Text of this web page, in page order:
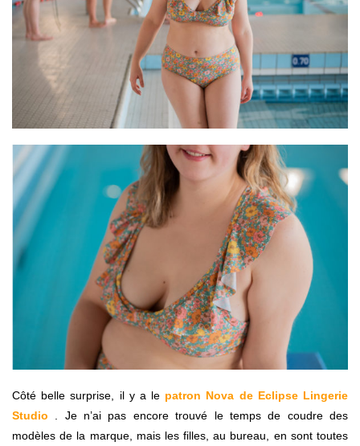
Côté belle surprise, il y a le patron Nova de Eclipse Lingerie
Studio . Je n’ai pas encore trouvé le temps de coudre des
modèles de la marque, mais les filles, au bureau, en sont toutes